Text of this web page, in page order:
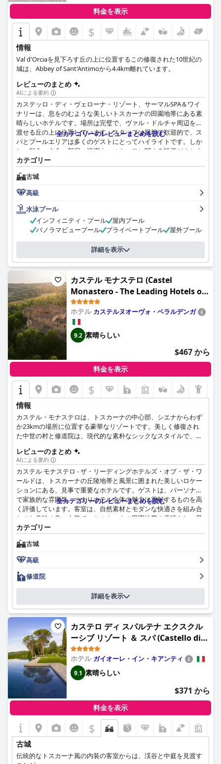
料金を表示
$
情報
Val d'Orciaを見下ろす丘の上に位置するこの修復された10世紀の
城は、Abbey of Sant'Antimoから4.4km離れています。
レビューのまとめ
AIによる要約
カステッロ・ディ・ヴェローナ・リゾート、サーマルSPA＆ワイ
ナリーは、息をのむような美しいトスカーナの田園地帯にある素
晴らしいホテルです。場所は完璧で、ヴァル・ドルチャ周辺を見
渡せる丘の上に位置しています。スタッフは親切で歓迎的で、ス
パとプールエリアは多くのゲストにとってハイライトです。しか
し、朝食、夕食、部屋、清潔さ、スタッフに関する評価がまちま
ちで、ホテルはマーケティングで約束されている5つ星の評価に
は達していません。サービスと施設のレベルと比較して、価格が
高すぎると感じているゲストもいます。全体として、このホテル
は、低い5つ星ホテルというよりも、高い4つ星ホテルとして適し
ています。
全カテゴリーのレビューまとめを読む
カテゴリー
古城
高級
水泳プール
インフィニティ・プール
屋内プール
パノラマビュープール
プライベートプール 屋外プール
詳細を表示
カステル モナステロ (Castel
Monastero - The Leading Hotels of
the World)
ホテル カステルヌオーヴォ・ベラルデンガ
9.2 素晴らしい
$467 から
料金を表示
$
情報
カステル・モナステロは、トスカーナの中心部、シエナからわず
か23kmの場所に位置する豪華なリゾートです。美しく修復され
た中世の村と修道院は、現代的な素朴なシックなスタイルで、シ
トには、ヴィラ1棟を含む74室の客室とスイートがあり、すべて
の客室から周囲のキャンティシャーの素晴らしい景色を眺めるこ
とができます。無料Wi-Fi、庭園や中世の広場・村などのオープン
スペース、屋内外プールなどのサービス、乗馬、ワインツアー、
料理教室などのアクティビティも充実しています。また、Castel
Monasteroでは、ウェルネスプログラム、ヨガセッション、モダ
ンなテイストを加えた本格的なイタリア料理を提供するアラカル
レビューのまとめ
AIによる要約
カステル モナステロ - ザ・リーディングホテルズ・オブ・ザ・ワ
ールドは、トスカーナの丘陵地帯と風景に囲まれた美しいロケー
ションにある、見事で重要なホテルです。ゲストは、パーソナル
で家族的な雰囲気、つまりホテル全体の魅力に貢献するものを高
く評価しています。客室は、自然素材とモダンな快適さを組み合
わせた趣味の良い内装で、トスカーナの田園地帯の素晴らしい景
色を眺めることができます。スパとプールエリアは、ゲストに人
気の設備ですが、5つ星ホテルとしてはスパの利用料金が奇妙だ
と感じる人もいます。多くのゲストは、スタッフのフレンドリー
さ、気配り、プロ意識を称賛し、忘れられない滞在にしていま
す。ただし、食事に関しては意見が分かれており、サービスが遅
い、またはプロ意識に欠けるという否定的な経験をしたゲストも
います。ホテルは快適で設備の整った客室を提供していますが、
広さ、眺め、プライバシー、アメニティの点で大きく異なる場合
があるため、ゲストはオプションを注意深く確認する必要があり
ます。全体として、カステル モナステロ - ザ・リーディングホテ
ルズ・オブ・ザ・ワールドは、トスカーナの歴史と美しさに浸り
たい人に、ユニークで忘れられない体験を提供します。
全カテゴリーのレビューまとめを読む
カテゴリー
古城
高級
修道院
詳細を表示
カステロ ディ スパルテナ エクスクル
ーシブ リゾート ＆ スパ (Castello di
Spaltenna Exclusive Resort & Spa)
ホテル ガイオーレ・イン・キアンティ
9.1 素晴らしい
$371 から
料金を表示
$
古城
伝統的なトスカーナ風の内装の客室からは、渓谷と中庭を見渡す